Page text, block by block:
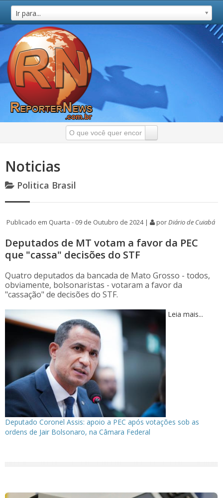
Ir para...
Noticias
Politica Brasil
Publicado em Quarta - 09 de Outubro de 2024 | porDiário de Cuiabá
Deputados de MT votam a favor da PEC
que "cassa" decisões do STF
Quatro deputados da bancada de Mato Grosso - todos,
obviamente, bolsonaristas - votaram a favor da
"cassação" de decisões do STF.
Leia mais...
Deputado Coronel Assis: apoio a PEC após votações sob as
ordens de Jair Bolsonaro, na Câmara Federal